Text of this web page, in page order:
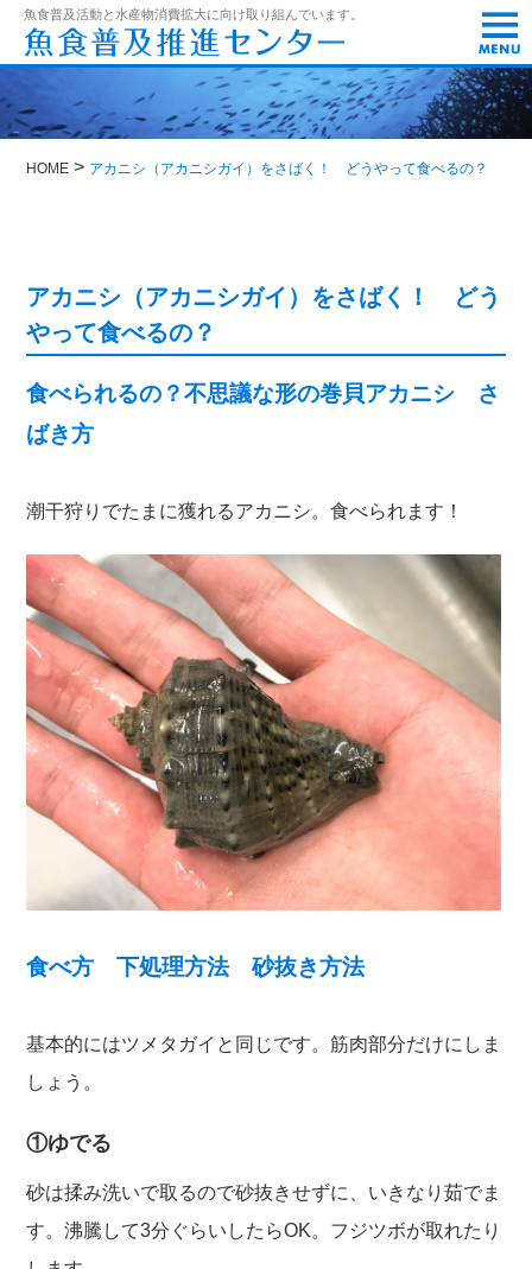
魚食普及活動と水産物消費拡大に向け取り組んでいます。
t
o
g
g
l
e
n
HOME > アカニシ（アカニシガイ）をさばく！ どうやって食べるの？
アカニシ（アカニシガイ）をさばく！ どう
やって食べるの？
食べられるの？不思議な形の巻貝アカニシ さ
ばき方
潮干狩りでたまに獲れるアカニシ。食べられます！
食べ方 下処理方法 砂抜き方法
基本的にはツメタガイと同じです。筋肉部分だけにしま
しょう。
①ゆでる
砂は揉み洗いで取るので砂抜きせずに、いきなり茹でま
す。沸騰して3分ぐらいしたらOK。フジツボが取れたり